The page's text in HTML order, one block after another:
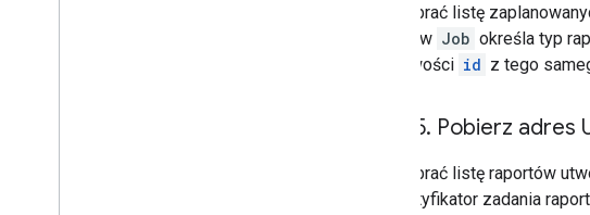
Aby pobrać listę
zasobów Job określa typ
właściwości id z tego
Krok 5. Pobierz adres
Aby pobrać listę raportów
na identyfikator zadania